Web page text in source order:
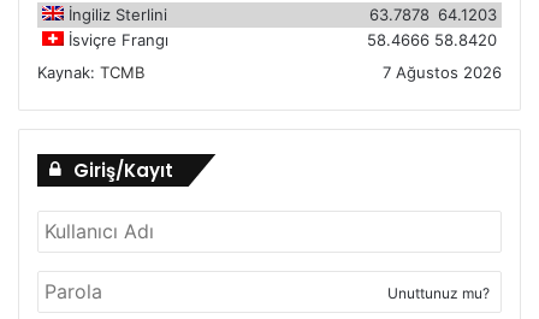
İngiliz Sterlini
64.1203
63.7878
İsviçre Frangı
58.8420
58.4666
Kaynak: TCMB 7 Ağustos 2026
Giriş/Kayıt
Unuttunuz mu?